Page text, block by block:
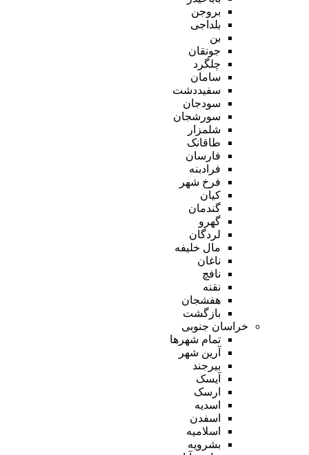
بروجن
بلداجی
بن
جونقان
چلگرد
سامان
سفیددشت
سودجان
سورشجان
شلمزار
طاقانک
فارسان
فرادبنه
فرخ شهر
کیان
گندمان
گهرو
لردگان
مال خلیفه
ناغان
نافچ
نقنه
هفشجان
بازگشت
خراسان جنوبی
تمام شهر‌ها
آرین شهر
بیرجند
آیسک
ارسک
اسدیه
اسفدن
اسلامیه
بشرویه